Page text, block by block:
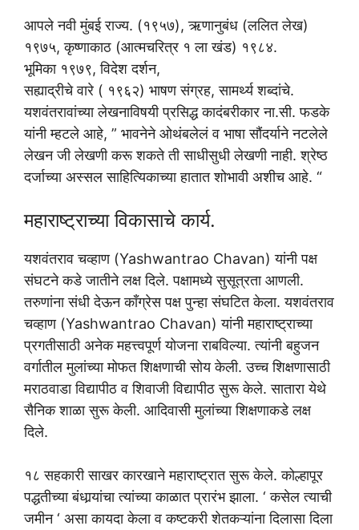
आपले नवी मुंबई राज्य. (१९५७), ऋणानुबंध (ललित लेख)
१९७५, कृष्णाकाठ (आत्मचरित्र १ ला खंड) १९८४.
भूमिका १९७९, विदेश दर्शन,
सह्याद्रीचे वारे ( १९६२) भाषण संग्रह, सामर्थ्य शब्दांचे.
यशवंतरावांच्या लेखनाविषयी प्रसिद्ध कादंबरीकार ना.सी. फडके
यांनी म्हटले आहे, ” भावनेने ओथंबलेलं व भाषा सौंदर्याने नटलेले
लेखन जी लेखणी करू शकते ती साधीसुधी लेखणी नाही. श्रेष्ठ
दर्जाच्या अस्सल साहित्यिकाच्या हातात शोभावी अशीच आहे. “
महाराष्ट्राच्या विकासाचे कार्य.
यशवंतराव चव्हाण (Yashwantrao Chavan) यांनी पक्ष
संघटने कडे जातीने लक्ष दिले. पक्षामध्ये सुसूत्रता आणली.
तरुणांना संधी देऊन काँग्रेस पक्ष पुन्हा संघटित केला. यशवंतराव
चव्हाण (Yashwantrao Chavan) यांनी महाराष्ट्राच्या
प्रगतीसाठी अनेक महत्त्वपूर्ण योजना राबविल्या. त्यांनी बहुजन
वर्गातील मुलांच्या मोफत शिक्षणाची सोय केली. उच्च शिक्षणासाठी
मराठवाडा विद्यापीठ व शिवाजी विद्यापीठ सुरू केले. सातारा येथे
सैनिक शाळा सुरू केली. आदिवासी मुलांच्या शिक्षणाकडे लक्ष
दिले.
१८ सहकारी साखर कारखाने महाराष्ट्रात सुरू केले. कोल्हापूर
पद्धतीच्या बंधार्‍यांचा त्यांच्या काळात प्रारंभ झाला. ‘ कसेल त्याची
जमीन ‘ असा कायदा केला व कष्टकरी शेतकऱ्यांना दिलासा दिला